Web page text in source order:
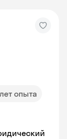
опыта